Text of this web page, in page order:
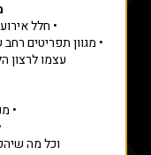
• חלל אירועים
• מגוון תפריטים
עצמו לרצון
•
וכל מה